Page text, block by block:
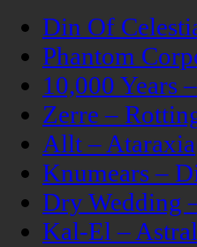
Din Of
Phantom
10,000 Years
Zerre –
Allt – Ataraxia
Knumears –
Dry Wedding
Kal-El –